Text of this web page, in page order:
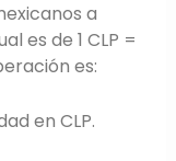
a
es de 1 CLP =
es:
en CLP.